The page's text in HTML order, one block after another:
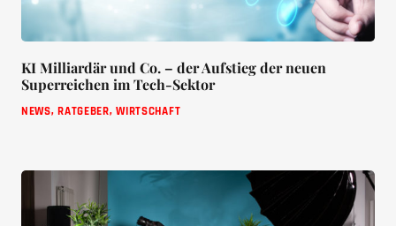
KI Milliardär und Co. – der Aufstieg der neuen
Superreichen im Tech-Sektor
NEWS,RATGEBER,WIRTSCHAFT